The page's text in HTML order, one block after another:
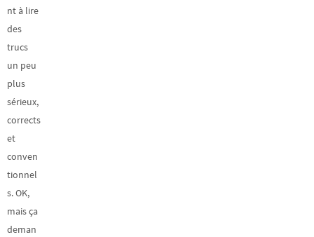
nt à lire
des
trucs
un peu
plus
sérieux,
corrects
et
conven
tionnel
s. OK,
mais ça
deman